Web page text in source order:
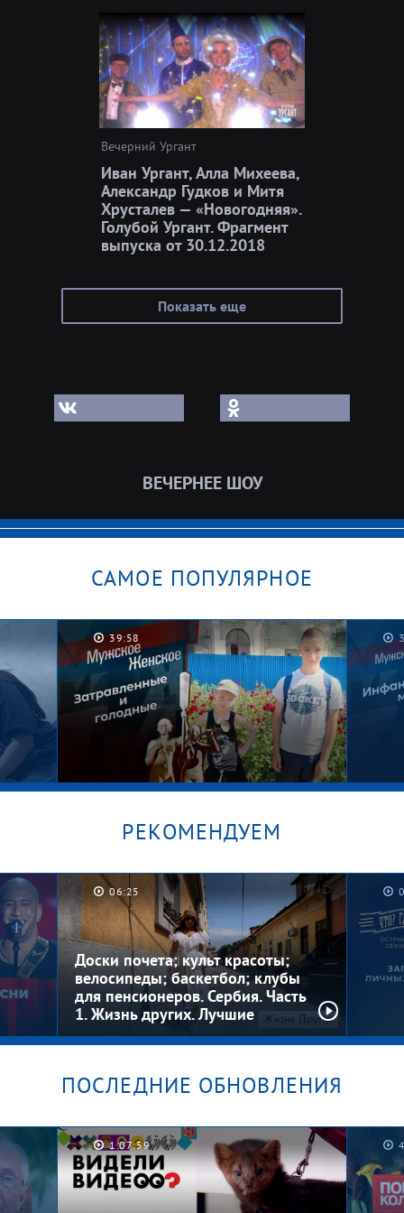
Вечерний Ургант
Иван Ургант, Алла Михеева,
Александр Гудков и Митя
Хрусталев — «Новогодняя».
Голубой Ургант. Фрагмент
выпуска от 30.12.2018
Показать еще
ВЕЧЕРНЕЕ ШОУ
САМОЕ ПОПУЛЯРНОЕ
39:58
Котлеты на шкафу. Мужское /
Женское
РЕКОМЕНДУЕМ
за
06:25
Доски почета; культ красоты;
велосипеды; баскетбол; клубы
для пенсионеров. Сербия. Часть
1. Жизнь других. Лучшие
моменты
ПОСЛЕДНИЕ ОБНОВЛЕНИЯ
1:07:59